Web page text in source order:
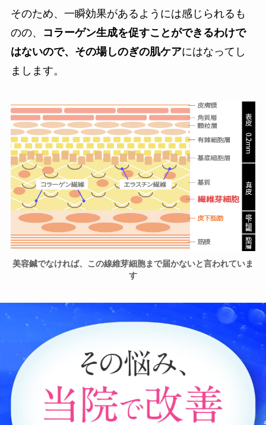
そのため、一瞬効果があるようには感じられるも
のの、
コラーゲン生成を促すことができるわけで
はないので、その場しのぎの肌ケアにはなってし
まします。
美容鍼でなければ、この線維芽細胞まで届かないと言われていま
す